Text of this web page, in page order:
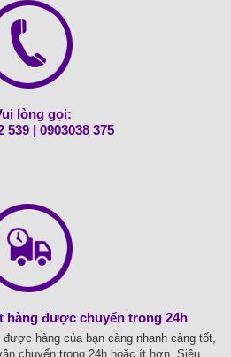
lòng gọi:
539 | 0903038 375
hàng được chuyển trong 24h
hàng của bạn càng nhanh càng tốt,
chuyển trong 24h hoặc ít hơn. Siêu